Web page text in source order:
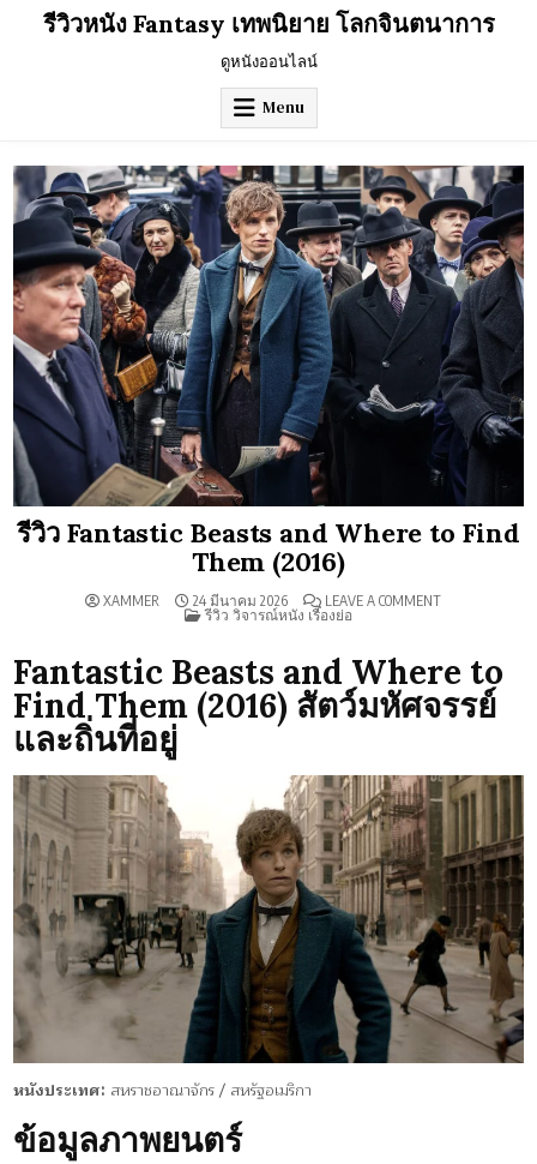
รีวิวหนัง Fantasy เทพนิยาย โลกจินตนาการ
ดูหนังออนไลน์
Menu
รีวิว Fantastic Beasts and Where to Find
Them (2016)
XAMMER 24 มีนาคม 2026 LEAVE A COMMENTON
WHERE
TO
FIND
THEM
POSTED
รีวิว วิจารณ์หนัง เรื่องย่อ
Fantastic Beasts and Where to
Find Them (2016) สัตว์มหัศจรรย์
และถิ่นที่อยู่
หนังประเทศ: สหราชอาณาจักร / สหรัฐอเมริกา
ข้อมูลภาพยนตร์